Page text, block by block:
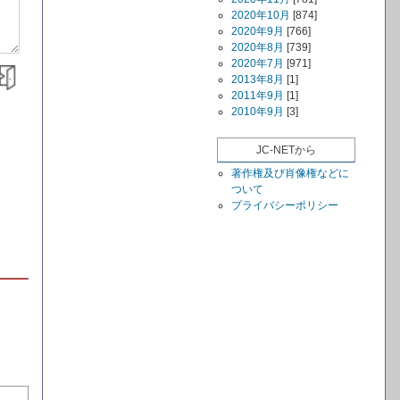
2020年10月 [874]
2020年9月 [766]
2020年8月 [739]
2020年7月 [971]
2013年8月 [1]
2011年9月 [1]
2010年9月 [3]
JC-NETから
著作権及び肖像権などに
ついて
プライバシーポリシー